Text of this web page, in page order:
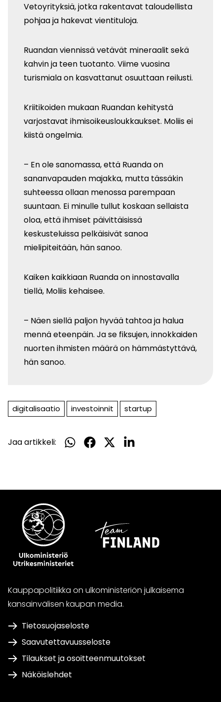
Vetoyrityksiä, jotka rakentavat taloudellista
pohjaa ja hakevat vientituloja.
Ruandan viennissä vetävät mineraalit sekä
kahvin ja teen tuotanto. Viime vuosina
turismiala on kasvattanut osuuttaan reilusti.
Kriitikoiden mukaan Ruandan kehitystä
varjostavat ihmisoikeusloukkaukset. Moliis ei
kiistä ongelmia.
– En ole sanomassa, että Ruanda on
sananvapauden majakka, mutta tässäkin
suhteessa ollaan menossa parempaan
suuntaan. Ei minulle tullut koskaan sellaista
oloa, että ihmiset päivittäisissä
keskusteluissa pelkäisivät sanoa
mielipiteitään, hän sanoo.
Kaiken kaikkiaan Ruanda on innostavalla
tiellä, Moliis kehaisee.
– Näen siellä paljon hyvää tahtoa ja halua
mennä eteenpäin. Ja se fiksujen, innokkaiden
nuorten ihmisten määrä on hämmästyttävä,
hän sanoo.
digitalisaatio investoinnit startup
Jaa artikkeli:
Jaa
Jaa
Jaa
Jaa
Kauppapolitiikka on ulkoministeriön julkaisema
kansainvälisen kaupan media.
Tietosuojaseloste
Saavutettavuusseloste
Tilaukset ja osoitteenmuutokset
Näköislehdet